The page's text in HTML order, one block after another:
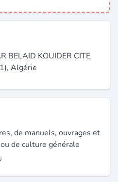
BELAID KOUIDER CITE
Algérie
de manuels, ouvrages et
de culture générale